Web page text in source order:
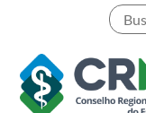
content